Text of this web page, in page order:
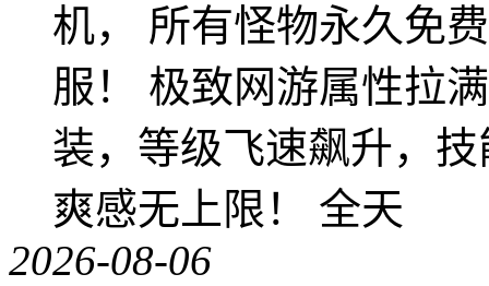
机， 所有怪物永久免
服！ 极致网游属性拉
装，等级飞速飙升，
爽感无上限！ 全天
2026-08-06